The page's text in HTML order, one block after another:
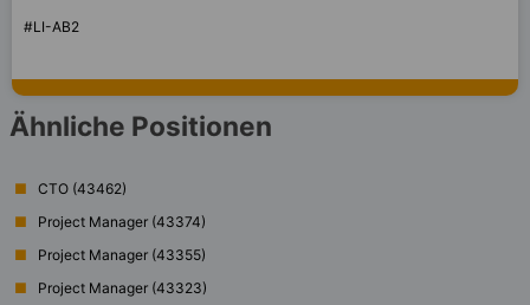
#LI-AB2
Ähnliche Positionen
CTO (43462)
Project Manager (43374)
Project Manager (43355)
Project Manager (43323)